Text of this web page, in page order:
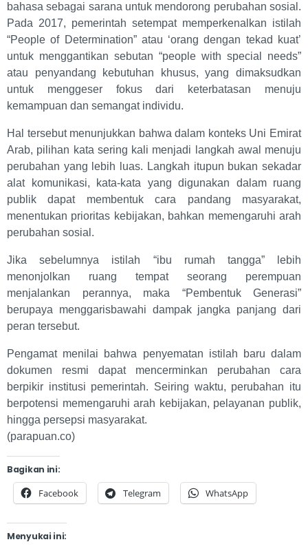
bahasa sebagai sarana untuk mendorong perubahan sosial.
Pada 2017, pemerintah setempat memperkenalkan istilah
“People of Determination” atau ‘orang dengan tekad kuat’
untuk menggantikan sebutan “people with special needs”
atau penyandang kebutuhan khusus, yang dimaksudkan
untuk menggeser fokus dari keterbatasan menuju
kemampuan dan semangat individu.
Hal tersebut menunjukkan bahwa dalam konteks Uni Emirat
Arab, pilihan kata sering kali menjadi langkah awal menuju
perubahan yang lebih luas. Langkah itupun bukan sekadar
alat komunikasi, kata-kata yang digunakan dalam ruang
publik dapat membentuk cara pandang masyarakat,
menentukan prioritas kebijakan, bahkan memengaruhi arah
perubahan sosial.
Jika sebelumnya istilah “ibu rumah tangga” lebih
menonjolkan ruang tempat seorang perempuan
menjalankan perannya, maka “Pembentuk Generasi”
berupaya menggarisbawahi dampak jangka panjang dari
peran tersebut.
Pengamat menilai bahwa penyematan istilah baru dalam
dokumen resmi dapat mencerminkan perubahan cara
berpikir institusi pemerintah. Seiring waktu, perubahan itu
berpotensi memengaruhi arah kebijakan, pelayanan publik,
hingga persepsi masyarakat.
(parapuan.co)
Bagikan ini:
Facebook Telegram WhatsApp
Menyukai ini: